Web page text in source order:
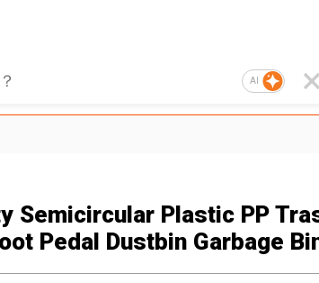
AI
Semicircular Plastic PP
Pedal Dustbin Garbage